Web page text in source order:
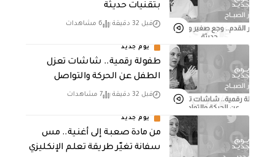
بتقنيات حديثة
قبل 32 دقيقة 6 مشاهدات
يوم جديد
طفولة رقمية.. شاشات تعزل
الطفل عن الحركة والتواصل
قبل 32 دقيقة 7 مشاهدات
يوم جديد
من مادة صعبة إلى أغنية.. مس
سفانة تغيّر طريقة تعلم الإنكليزي